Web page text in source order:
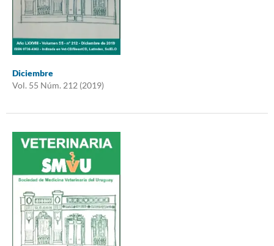
Diciembre
Vol. 55 Núm. 212 (2019)